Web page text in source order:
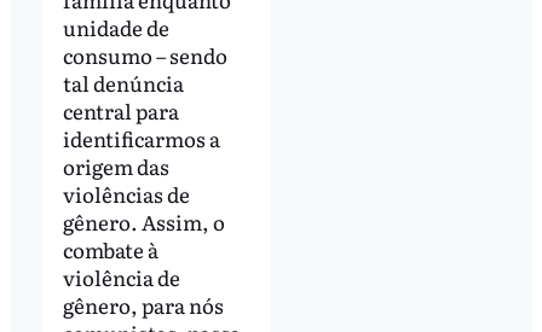
unidade de
consumo – sendo
tal denúncia
central para
identificarmos a
origem das
violências de
gênero. Assim, o
combate à
violência de
gênero, para nós